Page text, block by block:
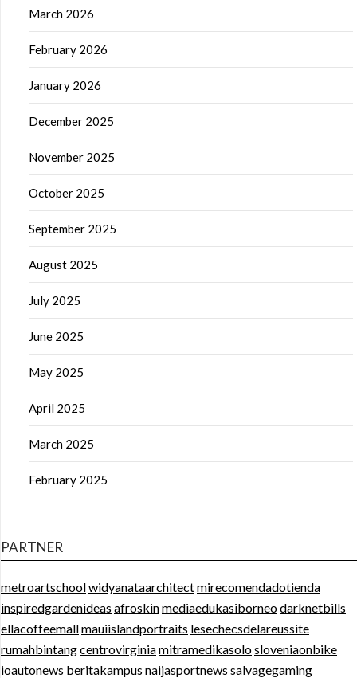
March 2026
February 2026
January 2026
December 2025
November 2025
October 2025
September 2025
August 2025
July 2025
June 2025
May 2025
April 2025
March 2025
February 2025
PARTNER
metroartschoolwidyanataarchitectmirecomendadotienda
inspiredgardenideas afroskinmediaedukasiborneodarknetbills
ellacoffeemallmauiislandportraits lesechecsdelareussite
rumahbintangcentrovirginiamitramedikasolosloveniaonbike
ioautonews beritakampus naijasportnews salvagegaming